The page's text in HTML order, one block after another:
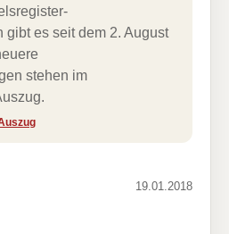
gibt es seit dem 2. August
stehen im
19.01.2018